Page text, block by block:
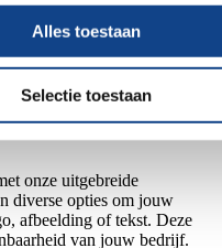
Alles toestaan
Selectie toestaan
(PC). Dit materiaal
onbreekbaar zijn, zelfs
zijn de 25cl glazen
onze uitgebreide
diverse opties om jouw
afbeelding of tekst. Deze
van jouw bedrijf.